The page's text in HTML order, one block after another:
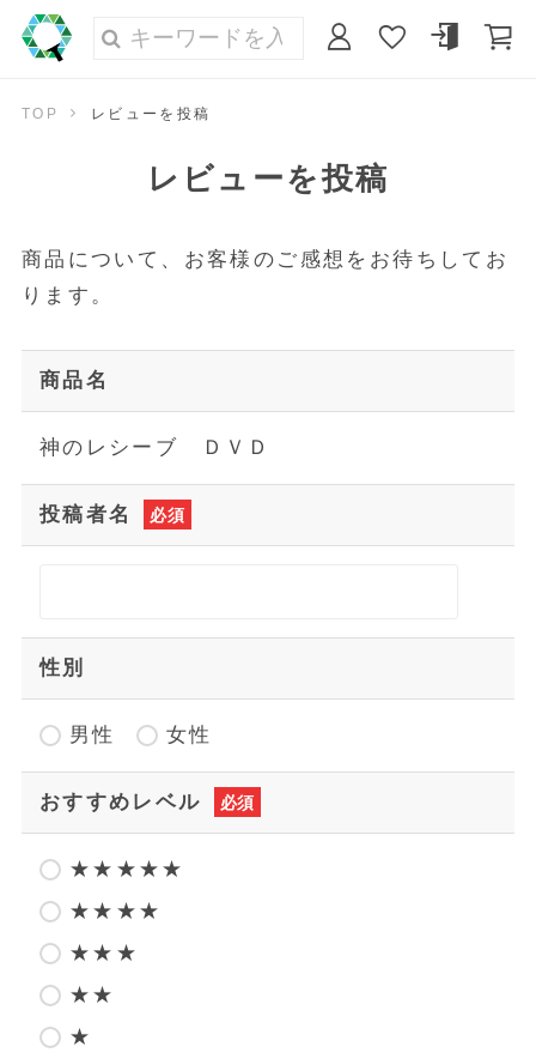
TOP レビューを投稿
レビューを投稿
商品について、お客様のご感想をお待ちしてお
ります。
商品名
神のレシーブ ＤＶＤ
投稿者名 必須
性別
男性 女性
おすすめレベル 必須
★★★★★
★★★★
★★★
★★
★